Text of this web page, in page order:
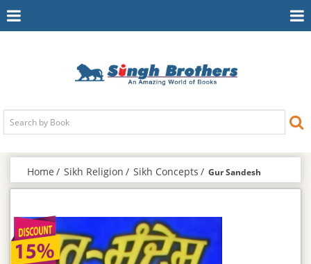
Toggle
Home Sikh Religion Sikh Concepts Gur Sandesh